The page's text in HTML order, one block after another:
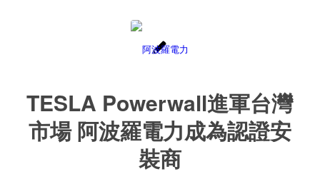
TESLA Powerwall進軍台灣
市場 阿波羅電力成為認證安
裝商